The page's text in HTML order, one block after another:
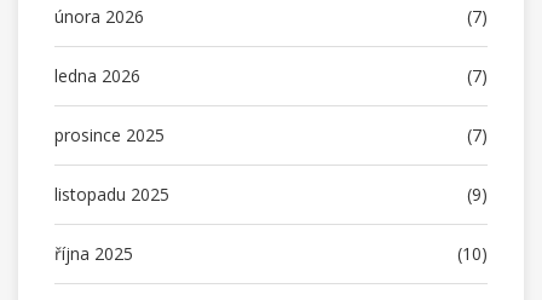
února 2026 (7)
ledna 2026 (7)
prosince 2025 (7)
listopadu 2025 (9)
října 2025 (10)